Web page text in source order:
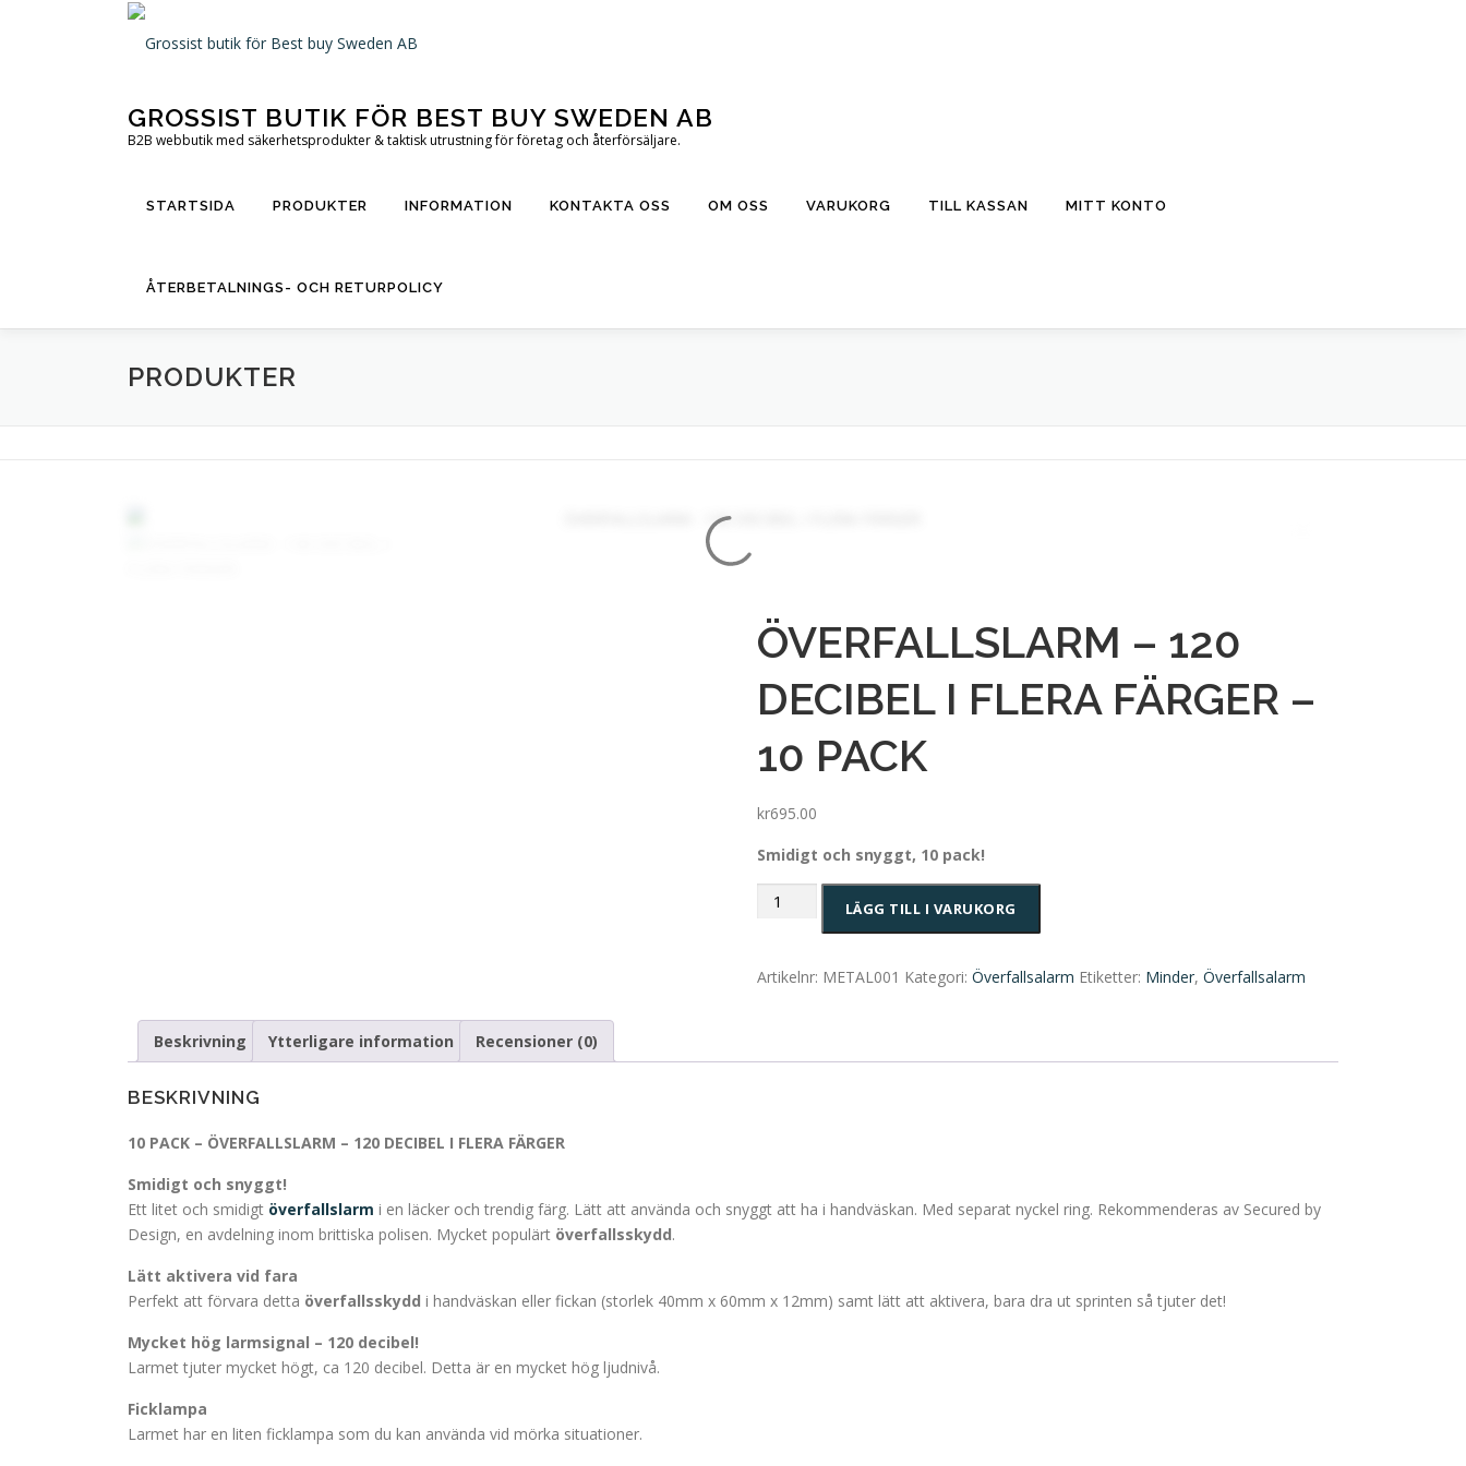
GROSSIST BUTIK FÖR BEST BUY SWEDEN AB
B2B webbutik med säkerhetsprodukter & taktisk utrustning för företag och återförsäljare.
STARTSIDA PRODUKTER INFORMATION KONTAKTA OSS OM OSS VARUKORG TILL KASSAN MITT KONTO
ÅTERBETALNINGS- OCH RETURPOLICY
PRODUKTER
ÖVERFALLSLARM – 120
DECIBEL I FLERA FÄRGER –
10 PACK
kr695.00
Smidigt och snyggt, 10 pack!
ÖVERFALLSLARM
DECIBEL
LÄGG TILL I VARUKORG
Artikelnr: METAL001 Kategori:Överfallsalarm Etiketter: Minder,Överfallsalarm
Beskrivning Ytterligare information Recensioner (0)
BESKRIVNING
10 PACK – ÖVERFALLSLARM – 120 DECIBEL I FLERA FÄRGER
Smidigt och snyggt!
Ett litet och smidigt överfallslarm i en läcker och trendig färg. Lätt att använda och snyggt att ha i handväskan. Med separat nyckel ring. Rekommenderas av Secured by
Design, en avdelning inom brittiska polisen. Mycket populärt överfallsskydd.
Lätt aktivera vid fara
Perfekt att förvara detta överfallsskydd i handväskan eller fickan (storlek 40mm x 60mm x 12mm) samt lätt att aktivera, bara dra ut sprinten så tjuter det!
Mycket hög larmsignal – 120 decibel!
Larmet tjuter mycket högt, ca 120 decibel. Detta är en mycket hög ljudnivå.
Ficklampa
Larmet har en liten ficklampa som du kan använda vid mörka situationer.